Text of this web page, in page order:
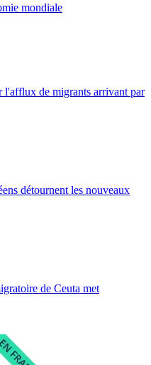
mondiale
l'afflux de migrants arrivant par
détournent les nouveaux
de Ceuta met